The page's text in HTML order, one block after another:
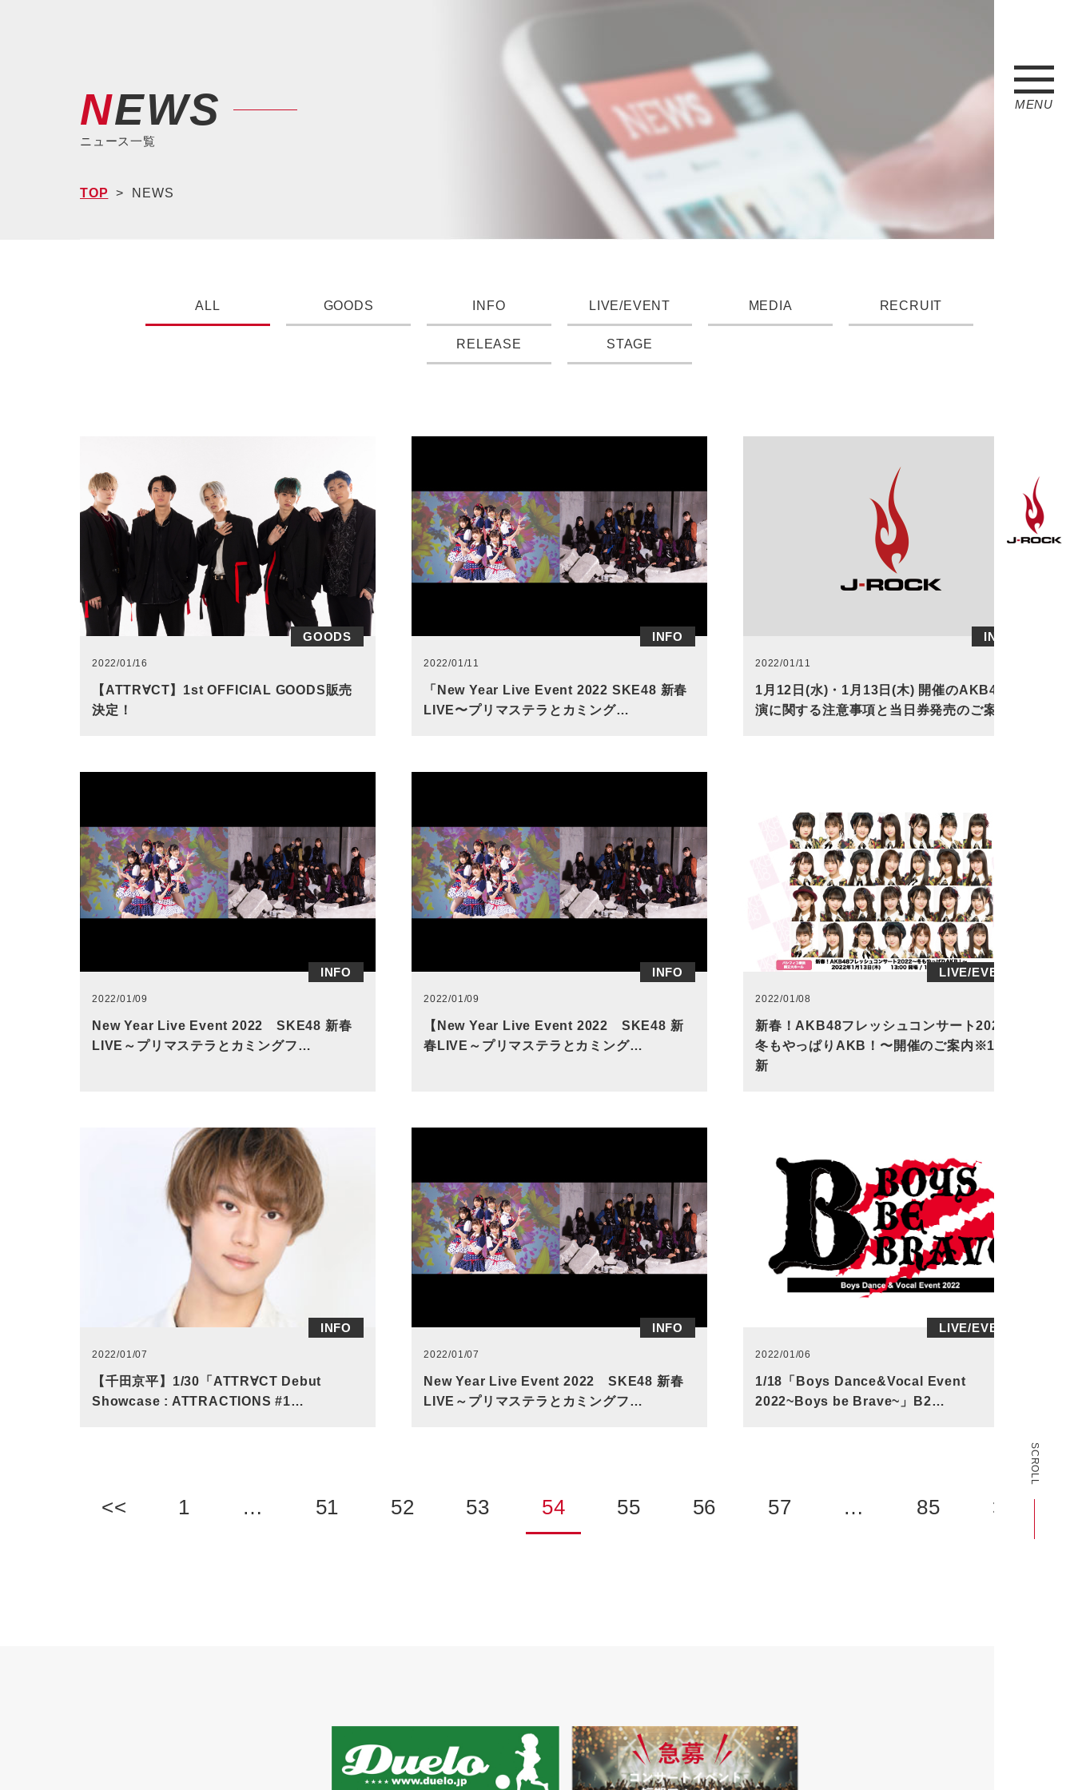
MENU
SCROLL
NEWS
ニュース一覧
TOP NEWS
ALL GOODS INFO LIVE/EVENT MEDIA RECRUIT
RELEASE STAGE
GOODS
2022/01/16
【ATTR∀CT】1st OFFICIAL GOODS販売
決定！
INFO
2022/01/11
「New Year Live Event 2022 SKE48 新春
LIVE〜プリマステラとカミング…
INFO
2022/01/11
1月12日(水)・1月13日(木) 開催のAKB48公
演に関する注意事項と当日券発売のご案内
INFO
2022/01/09
New Year Live Event 2022 SKE48 新春
LIVE～プリマステラとカミングフ…
INFO
2022/01/09
【New Year Live Event 2022 SKE48 新
春LIVE～プリマステラとカミング…
LIVE/EVENT
2022/01/08
新春！AKB48フレッシュコンサート2022〜
冬もやっぱりAKB！〜開催のご案内※1/8更
新
INFO
2022/01/07
【千田京平】1/30「ATTR∀CT Debut
Showcase : ATTRACTIONS #1…
INFO
2022/01/07
New Year Live Event 2022 SKE48 新春
LIVE～プリマステラとカミングフ…
LIVE/EVENT
2022/01/06
1/18「Boys Dance&Vocal Event
2022~Boys be Brave~」B2…
<< 1 … 51 52 53 54 55 56 57 … 85 >>